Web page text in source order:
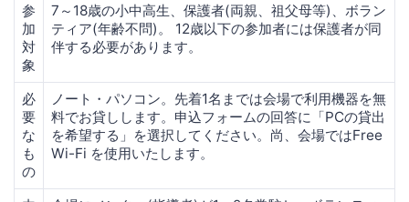
参
加
対
象
7～18歳の小中高生、保護者(両親、祖父母等)、ボラン
ティア(年齢不問)。 12歳以下の参加者には保護者が同
伴する必要があります。
必
要
な
も
の
ノート・パソコン。先着1名までは会場で利用機器を無
料でお貸しします。申込フォームの回答に「PCの貸出
を希望する」を選択してください。尚、会場ではFree
Wi-Fi を使用いたします。